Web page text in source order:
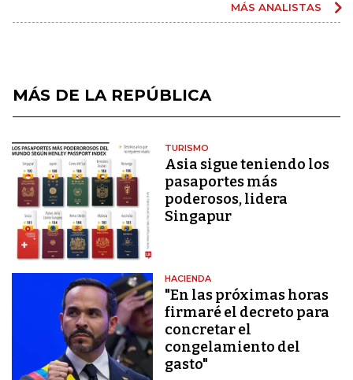
MÁS ANALISTAS
MÁS DE LA REPÚBLICA
TURISMO
Asia sigue teniendo los
pasaportes más
poderosos, lidera
Singapur
HACIENDA
"En las próximas horas
firmaré el decreto para
concretar el
congelamiento del
gasto"